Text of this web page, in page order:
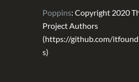
Poppins: Copyright 2020
Project Authors
(https://github.com/
s)